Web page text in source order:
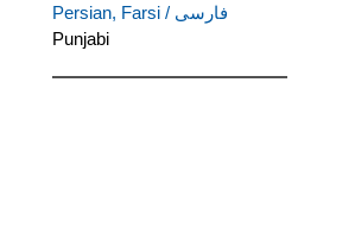
Persian, Farsi / فارسی
Punjabi